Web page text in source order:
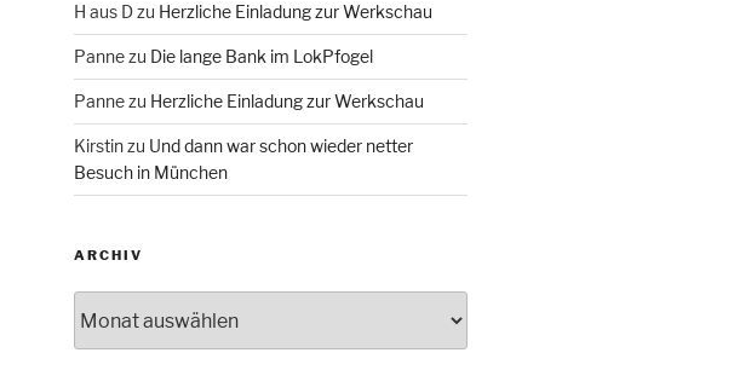
H aus Dzu Herzliche Einladung zur Werkschau
Pannezu Die lange Bank im LokPfogel
Pannezu Herzliche Einladung zur Werkschau
Kirstinzu Und dann war schon wieder netter
Besuch in München
ARCHIV